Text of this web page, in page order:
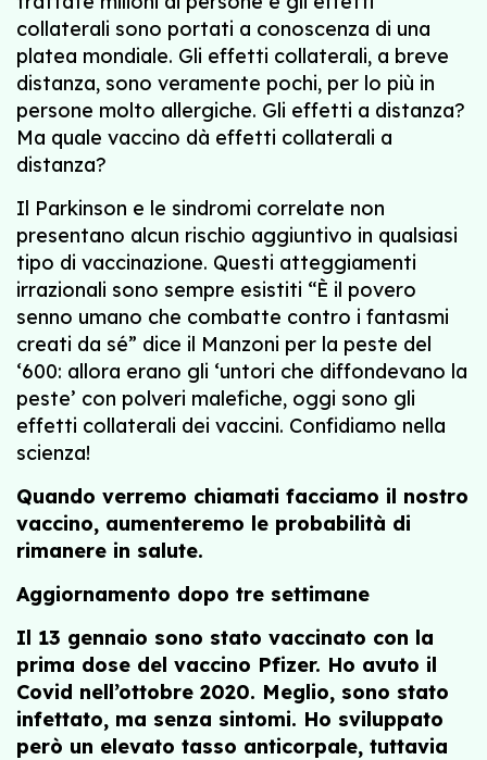
collaterali sono portati a conoscenza di una
platea mondiale. Gli effetti collaterali, a breve
distanza, sono veramente pochi, per lo più in
persone molto allergiche. Gli effetti a distanza?
Ma quale vaccino dà effetti collaterali a
distanza?
Il Parkinson e le sindromi correlate non
presentano alcun rischio aggiuntivo in qualsiasi
tipo di vaccinazione. Questi atteggiamenti
irrazionali sono sempre esistiti “È il povero
senno umano che combatte contro i fantasmi
creati da sé” dice il Manzoni per la peste del
‘600: allora erano gli ‘untori che diffondevano la
peste’ con polveri malefiche, oggi sono gli
effetti collaterali dei vaccini. Confidiamo nella
scienza!
Quando verremo chiamati facciamo il nostro
vaccino, aumenteremo le probabilità di
rimanere in salute.
Aggiornamento dopo tre settimane
Il 13 gennaio sono stato vaccinato con la
prima dose del vaccino Pfizer. Ho avuto il
Covid nell’ottobre 2020. Meglio, sono stato
infettato, ma senza sintomi. Ho sviluppato
però un elevato tasso anticorpale, tuttavia